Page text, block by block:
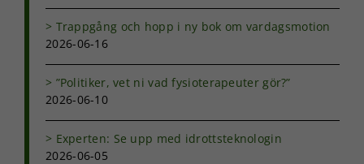
Trappgång och hopp i ny bok om vardagsmotion
2026-06-16
”Politiker, vet ni vad fysioterapeuter gör?”
2026-06-10
Experten: Se upp med idrottsteknologin
2026-06-05